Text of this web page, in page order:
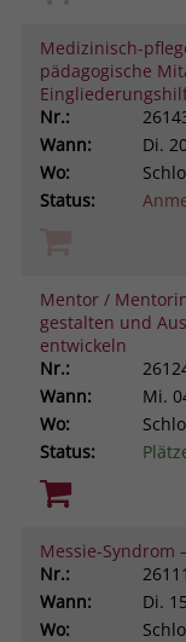
Medizinisch-
pädagogische
Nr.:
Wann:
Di.
Wo:
Status:
Mentor /
gestalten und
entwickeln
Nr.:
Wann:
Mi.
Wo:
Status:
Messie-Syndrom
Nr.:
Wann:
Di.
Wo: